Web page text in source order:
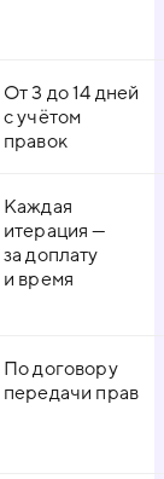
От 3 до 14 дней
с учётом
правок
Каждая
итерация —
за доплату
и время
По договору
передачи прав